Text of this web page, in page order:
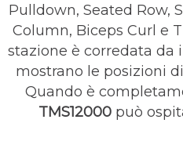
Pulldown, Seated Row,
Column, Biceps Curl e
stazione è corredata da
mostrano le posizioni
Quando è
TMS12000può